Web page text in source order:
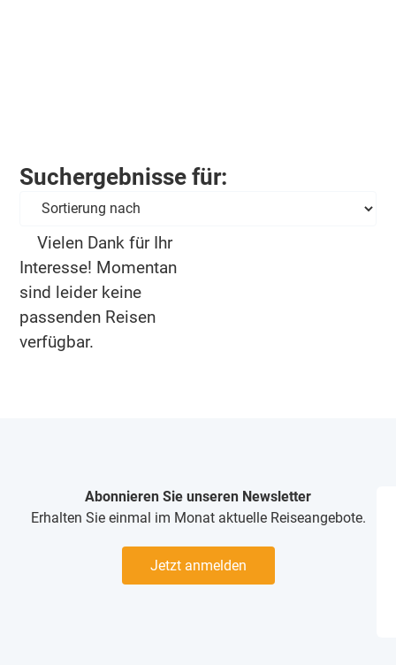
Suchergebnisse für:
Vielen Dank für Ihr
Interesse! Momentan
sind leider keine
passenden Reisen
verfügbar.
Abonnieren Sie unseren Newsletter
Erhalten Sie einmal im Monat aktuelle Reiseangebote.
Jetzt anmelden